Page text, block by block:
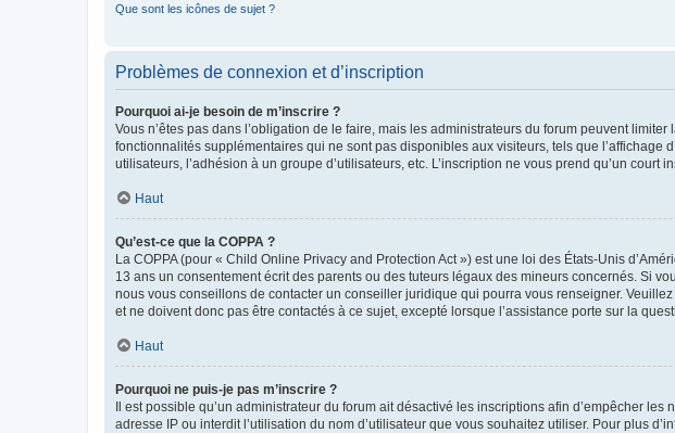
Que sont les icônes de sujet ?
Problèmes de connexion et d’inscription
Pourquoi ai-je besoin de m’inscrire ?
Vous n’êtes pas dans l’obligation de le faire, mais les administrateurs du forum peuvent
fonctionnalités supplémentaires qui ne sont pas disponibles aux visiteurs, tels que
utilisateurs, l’adhésion à un groupe d’utilisateurs, etc. L’inscription ne vous prend qu’un court
Haut
Qu’est-ce que la COPPA ?
La COPPA (pour « Child Online Privacy and Protection Act ») est une loi des États-Unis
13 ans un consentement écrit des parents ou des tuteurs légaux des mineurs concernés. Si
nous vous conseillons de contacter un conseiller juridique qui pourra vous renseigner.
et ne doivent donc pas être contactés à ce sujet, excepté lorsque l’assistance porte sur la
Haut
Pourquoi ne puis-je pas m’inscrire ?
Il est possible qu’un administrateur du forum ait désactivé les inscriptions afin d’empêcher
adresse IP ou interdit l’utilisation du nom d’utilisateur que vous souhaitez utiliser. Pour plus